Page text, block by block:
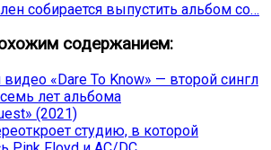
собирается выпустить альбом со…
содержанием:
видео «Dare To Know» — второй сингл
лет альбома
(2021)
студию, в которой